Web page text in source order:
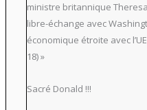
ministre britannique
libre-échange avec
économique étroite avec
18) »
Sacré Donald !!!